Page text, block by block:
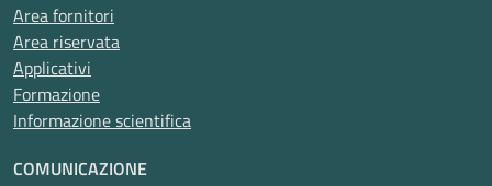
Area fornitori
Area riservata
Applicativi
Formazione
Informazione scientifica
COMUNICAZIONE